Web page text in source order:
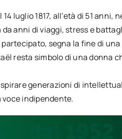
luglio 1817, all’età di 51 anni,
da anni di viaggi, stress e
segna la fine di
resta simbolo di una donna
generazioni di
indipendente.